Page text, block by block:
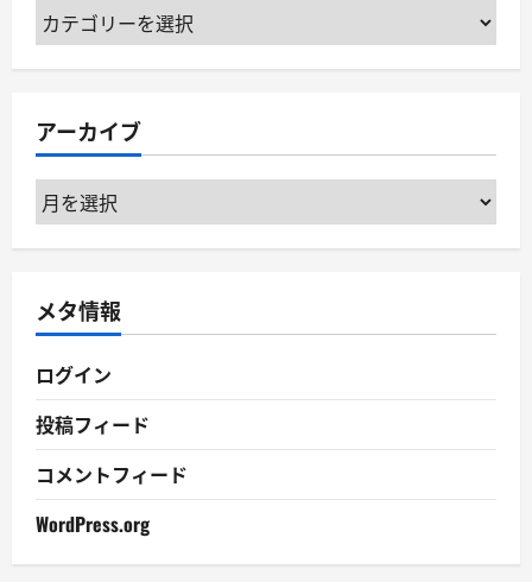
カ
テ
ー
アーカイブ
ア
ー
ブ
メタ情報
ログイン
投稿フィード
コメントフィード
WordPress.org